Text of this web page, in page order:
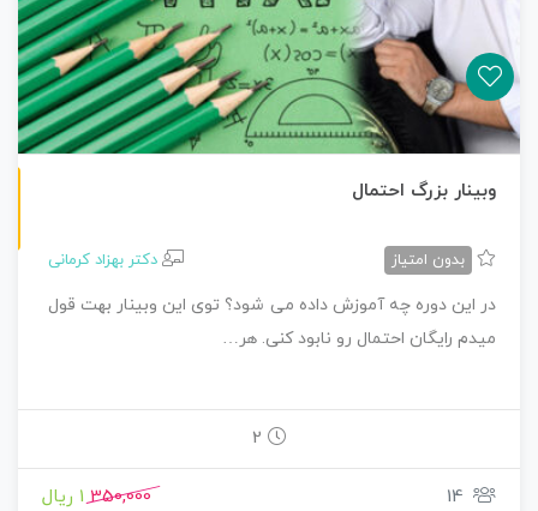
وبینار بزرگ احتمال
بدون امتیاز دکتر بهزاد کرمانی
در این دوره چه آموزش داده می شود؟ توی این وبینار بهت قول
میدم رایگان احتمال رو نابود کنی. هر…
2
14
350,000 1 ریال